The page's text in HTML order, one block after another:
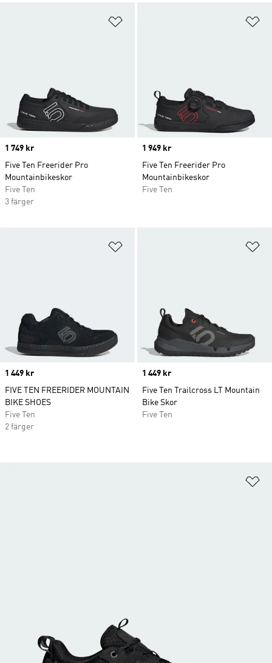
Price
1 749 kr
Five Ten Freerider Pro
Mountainbikeskor
Five Ten
3 färger
Price
1 949 kr
Five Ten Freerider Pro
Mountainbikeskor
Five Ten
Price
1 449 kr
FIVE TEN FREERIDER MOUNTAIN
BIKE SHOES
Five Ten
2 färger
Price
1 449 kr
Five Ten Trailcross LT Mountain
Bike Skor
Five Ten